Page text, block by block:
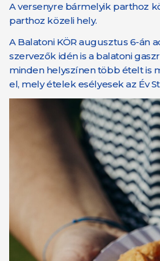
A versenyre bármelyik parthoz
parthoz közeli hely.
A Balatoni KÖR augusztus 6-án
szervezők idén is a balatoni
minden helyszínen több ételt is
el, mely ételek esélyesek az Év